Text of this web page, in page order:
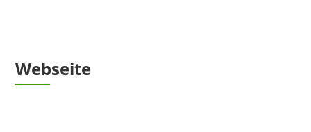
Webseite